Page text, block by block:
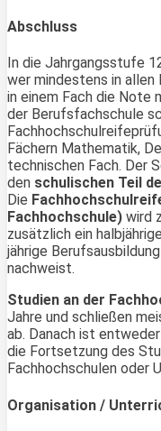
Abschluss
In die Jahrgangsstufe
wer mindestens in allen
in einem Fach die Note
der Berufsfachschule
Fächern Mathematik,
technischen Fach. Der
den schulischen Teil
Die
Fachhochschule) wird
zusätzlich ein
jährige
nachweist.
Studien an der
Jahre und schließen
ab. Danach ist
die Fortsetzung des
Fachhochschulen oder
Organisation /